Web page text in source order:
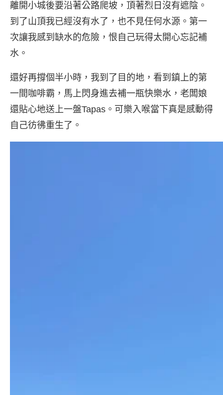
離開小城後要沿著公路爬坡，頂著烈日沒有遮陰。
到了山頂我已經沒有水了，也不見任何水源。第一
次讓我感到缺水的危險，恨自己玩得太開心忘記補
水。
還好再撐個半小時，我到了目的地，看到鎮上的第
一間咖啡霸，馬上閃身進去補一瓶快樂水，老闆娘
還貼心地送上一盤Tapas。可樂入喉當下真是感動得
自己彷彿重生了。